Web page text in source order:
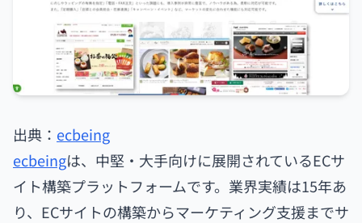
出典： ecbeing
ecbeingは、中堅・大手向けに展開されているECサ
イト構築プラットフォームです。業界実績は15年あ
り、ECサイトの構築からマーケティング支援までサ